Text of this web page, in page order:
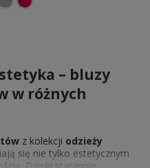
– bluzy
w różnych
z kolekcji odzieży
się nie tylko estetycznym
Dzięki starannie